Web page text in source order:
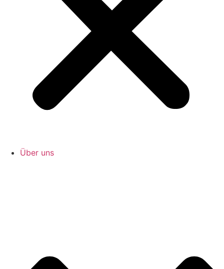
Über uns